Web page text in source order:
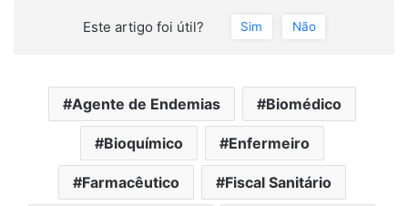
Este artigo foi útil? Sim Não
Agente de Endemias Biomédico
Bioquímico Enfermeiro
Farmacêutico Fiscal Sanitário